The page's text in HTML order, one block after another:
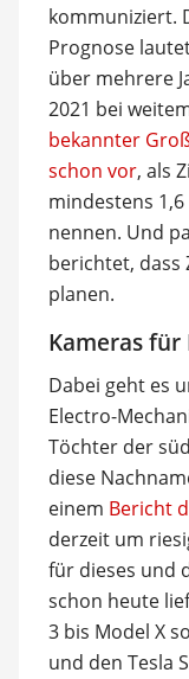
kommuniziert.
Prognose
über mehrere
2021 bei
bekannter
schon vor, als
mindestens
nennen. Und
berichtet, dass
planen.
Kameras für
Dabei geht es
Electro-
Töchter der
diese
einem Bericht
derzeit um
für dieses und
schon heute
3 bis Model X
und den Tesla